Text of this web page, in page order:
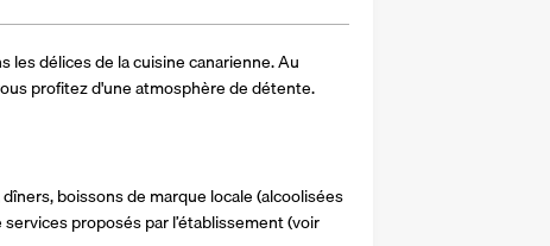
les délices de la cuisine canarienne. Au
profitez d'une atmosphère de détente.
boissons de marque locale (alcoolisées
proposés par l’établissement (voir